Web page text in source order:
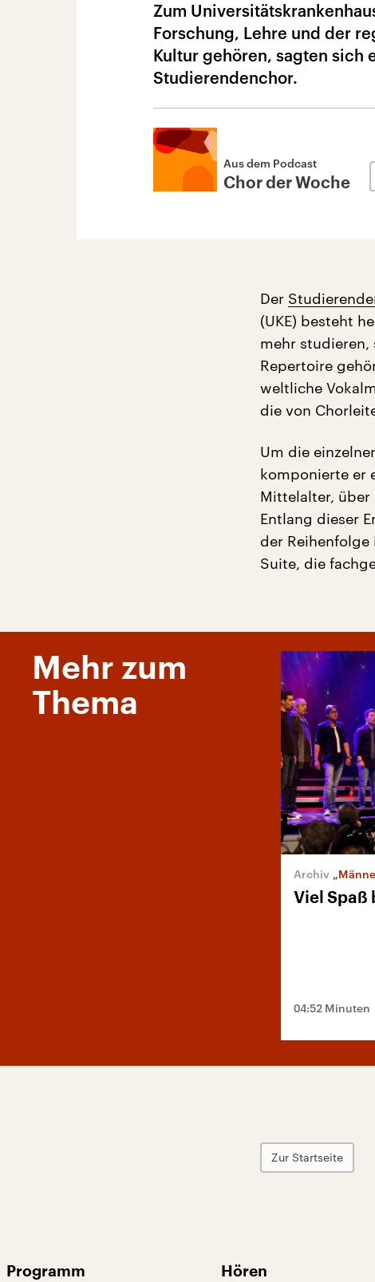
Zum
Forschung, Lehre und der
Kultur gehören, sagten sich
Studierendenchor.
Aus dem Podcast
Chor der Woche
Der
(UKE) besteht
mehr
Repertoire
weltliche
die von
Um die
komponierte er
Mittelalter, über
Entlang dieser
der
Suite, die
Mehr zum
Thema
Viel Spaß
04:52 Minuten
Zur Startseite
Programm Hören